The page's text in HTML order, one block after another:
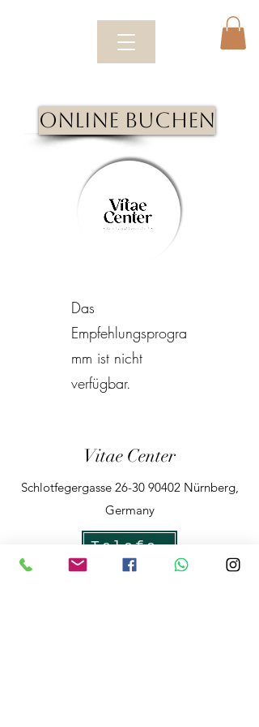
Online Buchen
Das
Empfehlungsprogra
mm ist nicht
verfügbar.
Vitae Center
Schlotfegergasse 26-30 90402Nürnberg,
Germany